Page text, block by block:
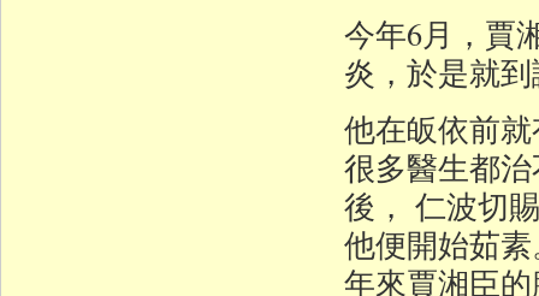
今年6月，賈
炎，於是就
他在皈依前
很多醫生都
後， 仁波切
他便開始茹
年來賈湘臣